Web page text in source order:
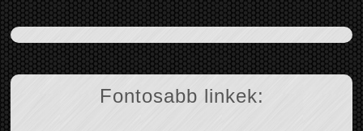
Fontosabb linkek: